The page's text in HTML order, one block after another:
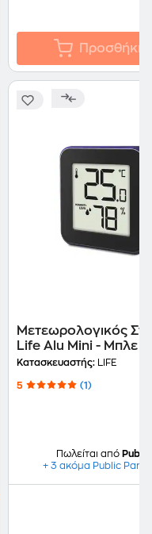
Προσθήκη
Μετεωρολογικός
Life Alu Mini - Μπλε
Κατασκευαστής: LIFE
5 (1)
Πωλείται από Public
+ 3 ακόμα Public